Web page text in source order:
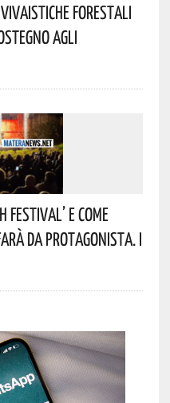
Vivaistiche Forestali
Agli
E Come
Da Protagonista. I